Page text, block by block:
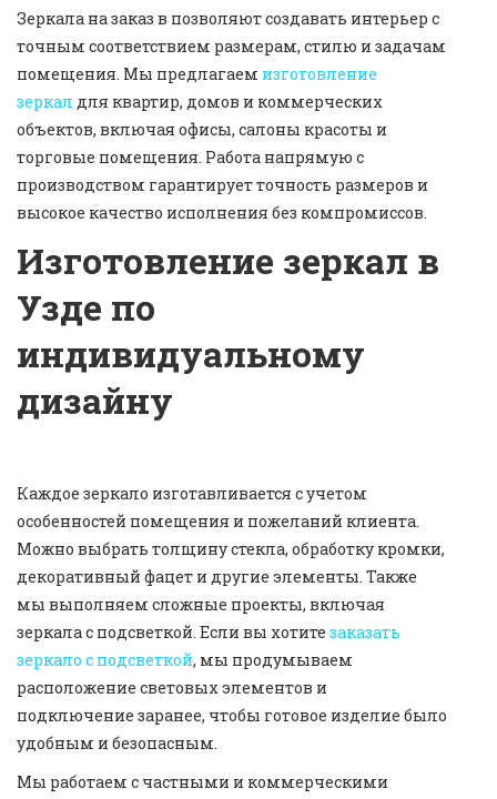
Зеркала на заказ в позволяют создавать интерьер с
точным соответствием размерам, стилю и задачам
помещения. Мы предлагаем изготовление
зеркал для квартир, домов и коммерческих
объектов, включая офисы, салоны красоты и
торговые помещения. Работа напрямую с
производством гарантирует точность размеров и
высокое качество исполнения без компромиссов.
Изготовление зеркал в
Узде по
индивидуальному
дизайну
Каждое зеркало изготавливается с учетом
особенностей помещения и пожеланий клиента.
Можно выбрать толщину стекла, обработку кромки,
декоративный фацет и другие элементы. Также
мы выполняем сложные проекты, включая
зеркала с подсветкой. Если вы хотите заказать
зеркало с подсветкой, мы продумываем
расположение световых элементов и
подключение заранее, чтобы готовое изделие было
удобным и безопасным.
Мы работаем с частными и коммерческими